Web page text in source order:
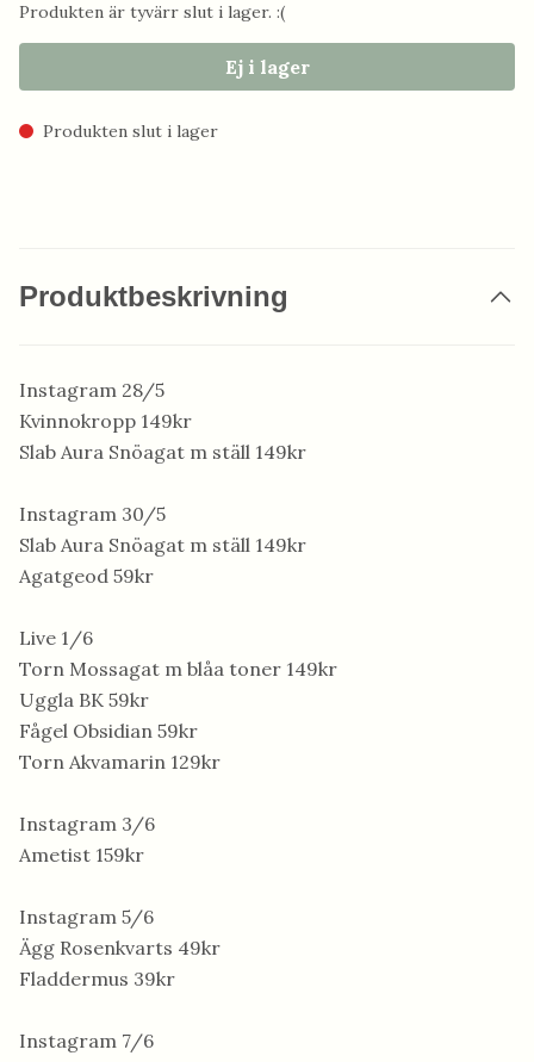
Produkten är tyvärr slut i lager. :(
Ej i lager
Produkten slut i lager
Produktbeskrivning
Instagram 28/5
Kvinnokropp 149kr
Slab Aura Snöagat m ställ 149kr
Instagram 30/5
Slab Aura Snöagat m ställ 149kr
Agatgeod 59kr
Live 1/6
Torn Mossagat m blåa toner 149kr
Uggla BK 59kr
Fågel Obsidian 59kr
Torn Akvamarin 129kr
Instagram 3/6
Ametist 159kr
Instagram 5/6
Ägg Rosenkvarts 49kr
Fladdermus 39kr
Instagram 7/6